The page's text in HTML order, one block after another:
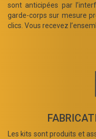
sont anticipées par
garde-corps sur mesure
clics. Vous recevez
Les kits sont produits et